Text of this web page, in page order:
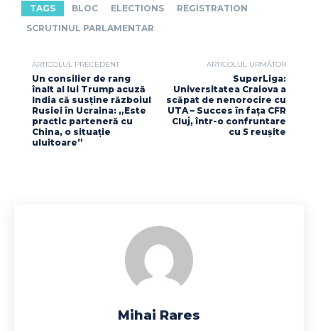
TAGS BLOC ELECTIONS
REGISTRATION
SCRUTINUL PARLAMENTAR
ARTICOLUL PRECEDENT
Un consilier de rang
înalt al lui Trump acuză
India că susține războiul
Rusiei în Ucraina: „Este
practic parteneră cu
China, o situație
uluitoare”
ARTICOLUL URMĂTOR
SuperLiga:
Universitatea Craiova a
scăpat de nenorocire cu
UTA – Succes în fața CFR
Cluj, într-o confruntare
cu 5 reușite
Mihai Rares